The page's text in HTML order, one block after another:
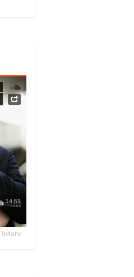
Interview Mit Andreas Matthä, CEO der ÖBB Holding